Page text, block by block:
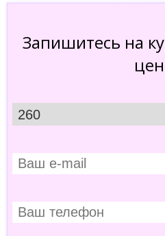
Запишитесь на